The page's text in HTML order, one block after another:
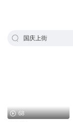
国庆上街
68